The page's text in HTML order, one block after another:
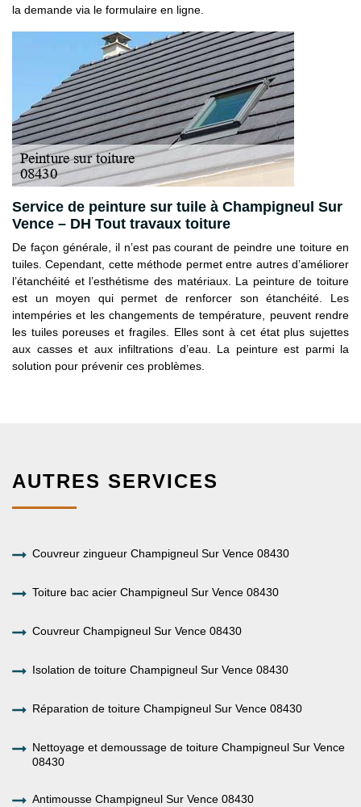
la demande via le formulaire en ligne.
Service de peinture sur tuile à Champigneul Sur
Vence – DH Tout travaux toiture
De façon générale, il n’est pas courant de peindre une toiture en
tuiles. Cependant, cette méthode permet entre autres d’améliorer
l’étanchéité et l’esthétisme des matériaux. La peinture de toiture
est un moyen qui permet de renforcer son étanchéité. Les
intempéries et les changements de température, peuvent rendre
les tuiles poreuses et fragiles. Elles sont à cet état plus sujettes
aux casses et aux infiltrations d’eau. La peinture est parmi la
solution pour prévenir ces problèmes.
AUTRES SERVICES
Couvreur zingueur Champigneul Sur Vence 08430
Toiture bac acier Champigneul Sur Vence 08430
Couvreur Champigneul Sur Vence 08430
Isolation de toiture Champigneul Sur Vence 08430
Réparation de toiture Champigneul Sur Vence 08430
Nettoyage et demoussage de toiture Champigneul Sur Vence
08430
Antimousse Champigneul Sur Vence 08430